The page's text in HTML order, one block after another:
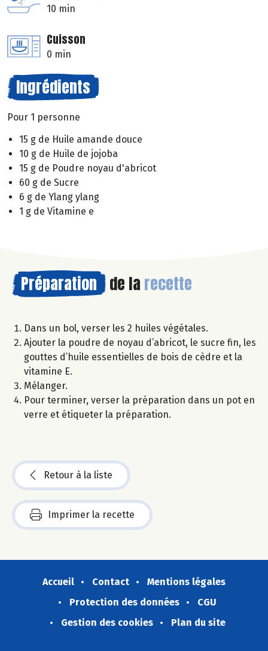
10 min
Cuisson
0 min
Ingrédients
Pour 1 personne
15 g de Huile amande douce
10 g de Huile de jojoba
15 g de Poudre noyau d'abricot
60 g de Sucre
6 g de Ylang ylang
1 g de Vitamine e
Préparation de la recette
Dans un bol, verser les 2 huiles végétales.
Ajouter la poudre de noyau d’abricot, le sucre fin, les
gouttes d’huile essentielles de bois de cèdre et la
vitamine E.
Mélanger.
Pour terminer, verser la préparation dans un pot en
verre et étiqueter la préparation.
Retour à la liste
Imprimer la recette
Accueil Contact
Mentions légales
Protection des données
CGU
Gestion des cookies
Plan du site